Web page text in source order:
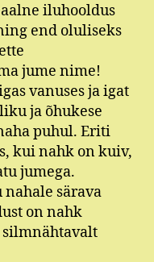
iluhooldus
end oluliseks
jume nime!
vanuses ja igat
ja õhukese
puhul. Eriti
kui nahk on kuiv,
jumega.
särava
on nahk